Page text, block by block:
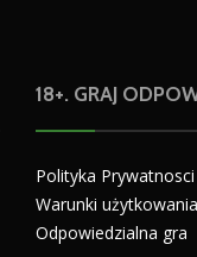
18+. GRAJ
Polityka Prywatnosci
Warunki użytkowania
Odpowiedzialna gra